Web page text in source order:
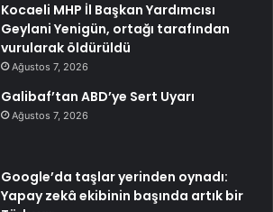
Kocaeli MHP İl Başkan Yardımcısı
Geylani Yenigün, ortağı tarafından
vurularak öldürüldü
Ağustos 7, 2026
Galibaf’tan ABD’ye Sert Uyarı
Ağustos 7, 2026
Google’da taşlar yerinden oynadı:
Yapay zekâ ekibinin başında artık bir